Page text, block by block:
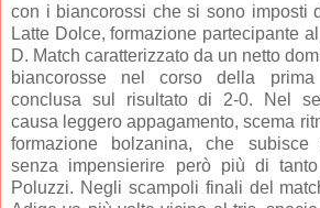
con i biancorossi che si sono imposti
Latte Dolce, formazione partecipante
D. Match caratterizzato da un netto
biancorosse nel corso della
conclusa sul risultato di 2-0. Nel
causa leggero appagamento, scema
formazione bolzanina, che subisce
senza impensierire però più di
Poluzzi. Negli scampoli finali del